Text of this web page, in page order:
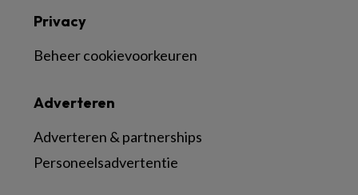
Adverteren
Adverteren & partnerships
Personeelsadvertentie
Privacy
Beheer cookievoorkeuren